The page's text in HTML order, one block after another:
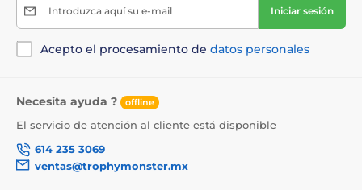
Introduzca aquí su e-mail Iniciar sesión
Acepto el procesamiento de datos personales
Necesita ayuda ? offline
El servicio de atención al cliente está disponible
614 235 3069
ventas@trophymonster.mx